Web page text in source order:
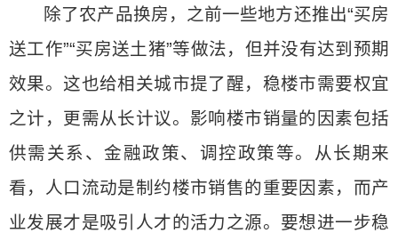
除了农产品换房，之前一些地方还推出“买房
送工作”“买房送土猪”等做法，但并没有达到预期
效果。这也给相关城市提了醒，稳楼市需要权宜
之计，更需从长计议。影响楼市销量的因素包括
供需关系、金融政策、调控政策等。从长期来
看，人口流动是制约楼市销售的重要因素，而产
业发展才是吸引人才的活力之源。要想进一步稳